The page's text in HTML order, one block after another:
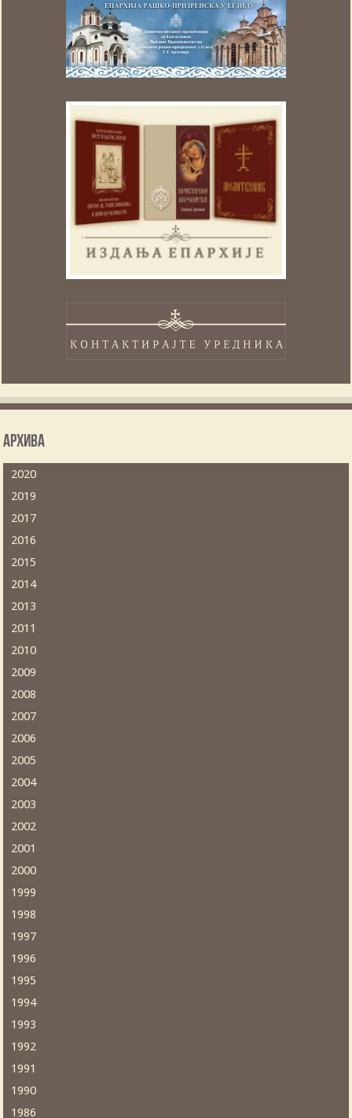
Архива
2020
2019
2017
2016
2015
2014
2013
2011
2010
2009
2008
2007
2006
2005
2004
2003
2002
2001
2000
1999
1998
1997
1996
1995
1994
1993
1992
1991
1990
1986